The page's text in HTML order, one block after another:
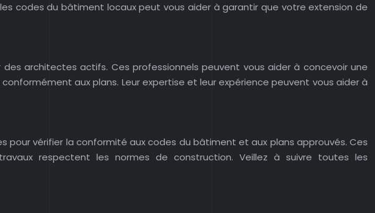
codes du bâtiment locaux peut vous aider à garantir que votre extension de
architectes actifs. Ces professionnels peuvent vous aider à concevoir une
aux plans. Leur expertise et leur expérience peuvent vous aider à
pour vérifier la conformité aux codes du bâtiment et aux plans approuvés. Ces
respectent les normes de construction. Veillez à suivre toutes les